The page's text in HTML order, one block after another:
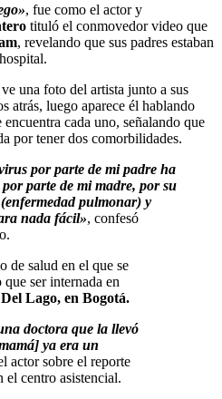
, fue como el actor y
tituló el conmovedor video que
, revelando que sus padres estaban
una foto del artista junto a sus
atrás, luego aparece él hablando
cada uno, señalando que
por tener dos comorbilidades.
por parte de mi padre ha
parte de mi madre, por su
pulmonar) y
nada fácil», confesó
de salud en el que se
ser internada en
Lago, en Bogotá.
doctora que la llevó
ya era un
actor sobre el reporte
el centro asistencial.